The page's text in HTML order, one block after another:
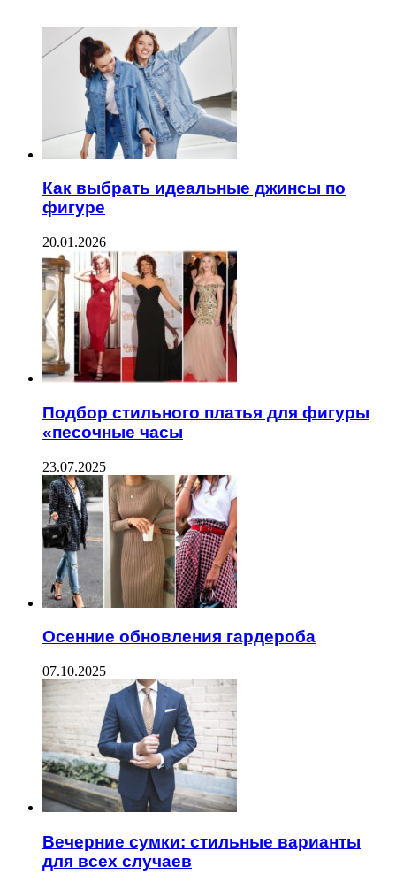
Как выбрать идеальные джинсы по
фигуре
20.01.2026
Подбор стильного платья для фигуры
«песочные часы
23.07.2025
Осенние обновления гардероба
07.10.2025
Вечерние сумки: стильные варианты
для всех случаев